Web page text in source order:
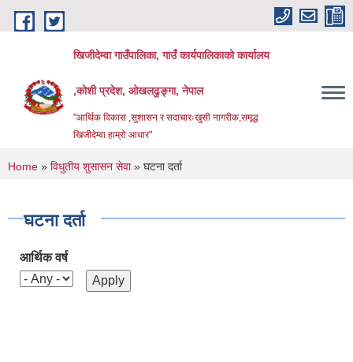
Skip to main content
खिजीदेम्वा गाउँपालिका, गाउँ कार्यपालिकाको कार्यालय
,कोशी प्रदेश, ओखलढुङ्गा, नेपाल
"आर्थिक विकास ,सुशासन र सदाचारःखुसी नागरीक,समृद्ध
खिजीदेम्वा हाम्रो आधार"
You are here
Home » विधुतीय शुसासन सेवा» घटना दर्ता
घटना दर्ता
आर्थिक वर्ष